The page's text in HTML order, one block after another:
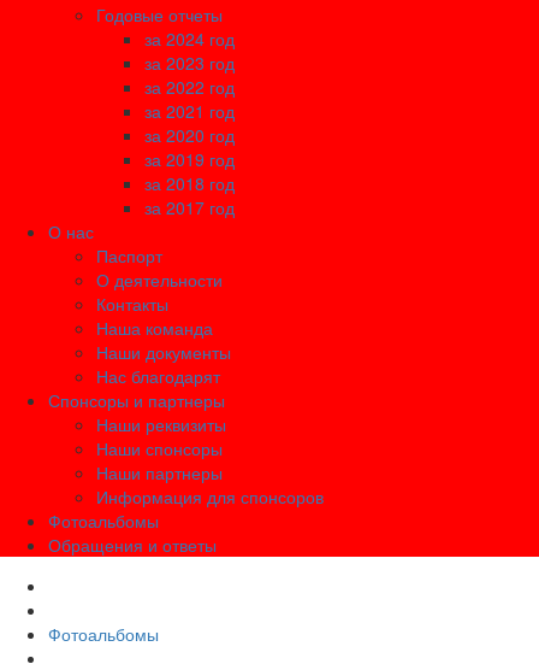
Годовые отчеты
за 2024 год
за 2023 год
за 2022 год
за 2021 год
за 2020 год
за 2019 год
за 2018 год
за 2017 год
О нас
Паспорт
О деятельности
Контакты
Наша команда
Наши документы
Нас благодарят
Спонсоры и партнеры
Наши реквизиты
Наши спонсоры
Наши партнеры
Информация для спонсоров
Фотоальбомы
Обращения и ответы
Фотоальбомы